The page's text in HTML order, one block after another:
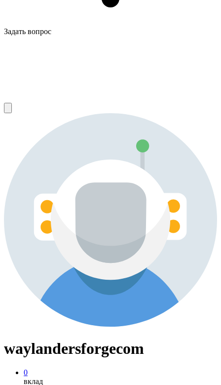
Задать вопрос
waylandersforgecom
0
вклад